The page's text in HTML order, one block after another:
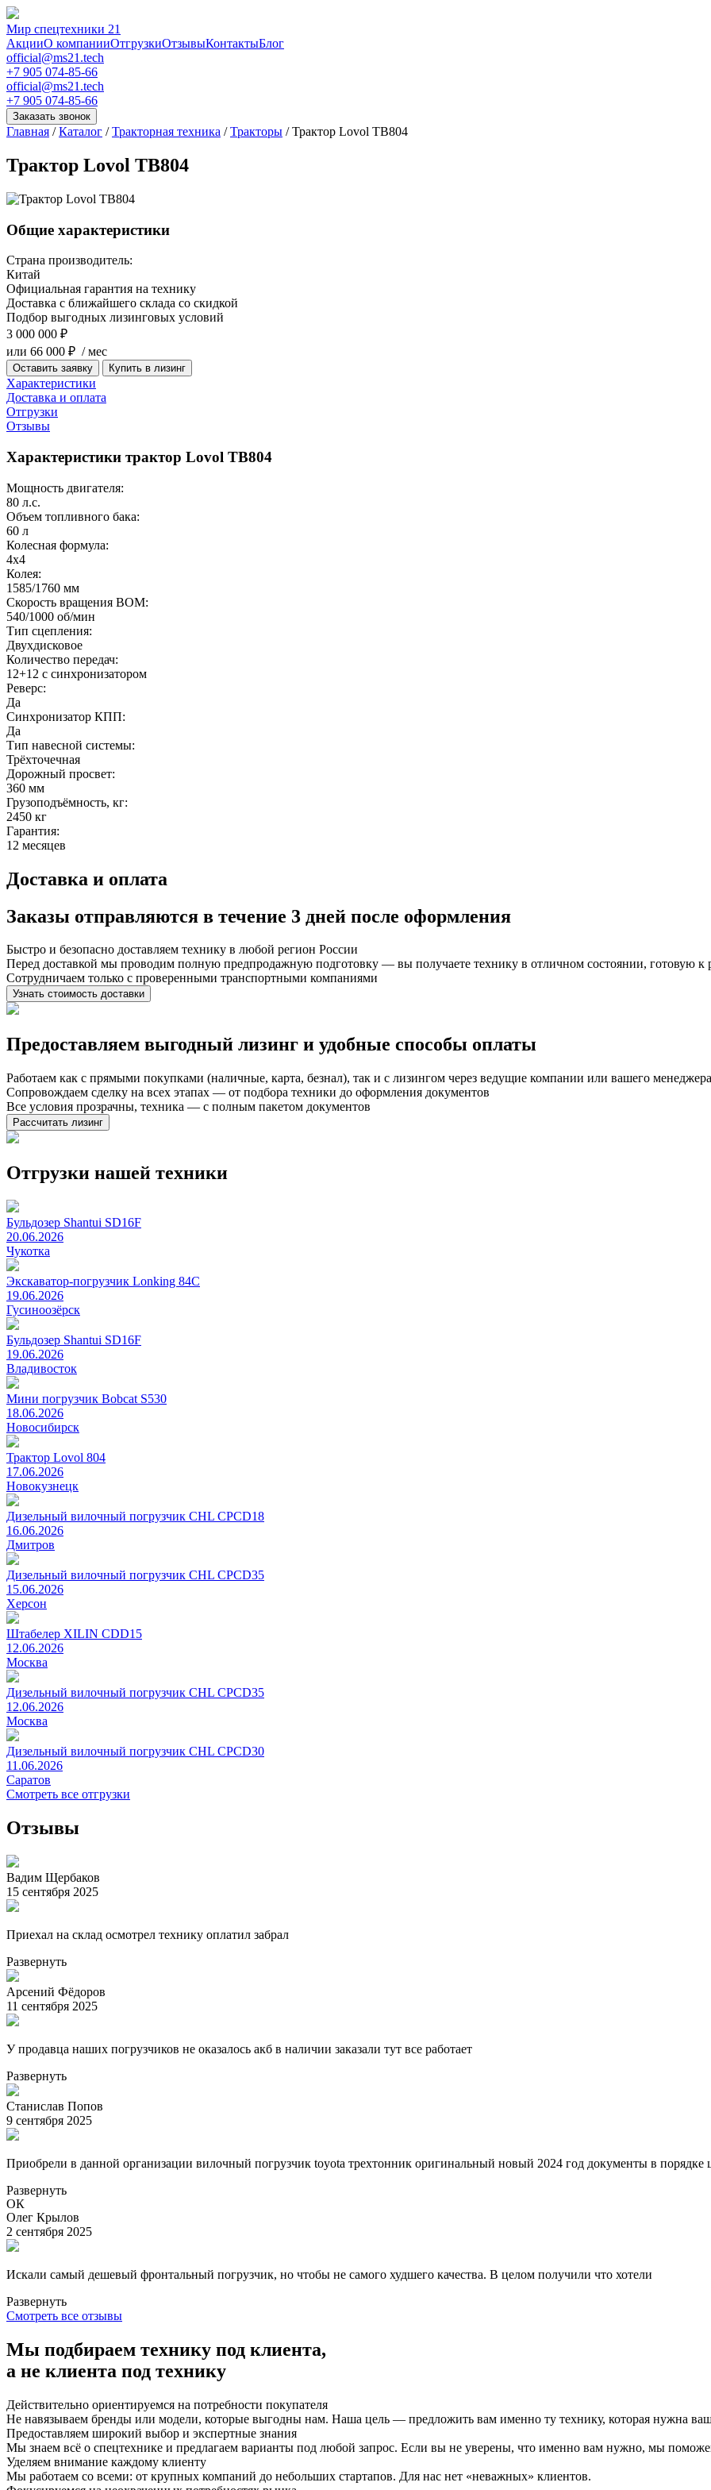
Мир спецтехники 21
АкцииО компанииОтгрузкиОтзывыКонтактыБлог
official@ms21.tech
+7 905 074-85-66
official@ms21.tech
+7 905 074-85-66
Заказать звонок
Главная /Каталог /Тракторная техника /Тракторы /Трактор Lovol TB804
Трактор Lovol TB804
Общие характеристики
Страна производитель:
Китай
Официальная гарантия на технику
Доставка с ближайшего склада со скидкой
Подбор выгодных лизинговых условий
3 000 000 ₽
или 66 000 ₽ / мес
Оставить заявку Купить в лизинг
Характеристики
Доставка и оплата
Отгрузки
Отзывы
Характеристики трактор Lovol TB804
Мощность двигателя:
80 л.с.
Объем топливного бака:
60 л
Колесная формула:
4x4
Колея:
1585/1760 мм
Скорость вращения ВОМ:
540/1000 об/мин
Тип сцепления:
Двухдисковое
Количество передач:
12+12 с синхронизатором
Реверс:
Да
Синхронизатор КПП:
Да
Тип навесной системы:
Трёхточечная
Дорожный просвет:
360 мм
Грузоподъёмность, кг:
2450 кг
Гарантия:
12 месяцев
Доставка и оплата
Заказы отправляются в течение 3 дней после оформления
Быстро и безопасно доставляем технику в любой регион России
Перед доставкой мы проводим полную предпродажную подготовку — вы получаете технику в отличном состоянии, готовую к
Сотрудничаем только с проверенными транспортными компаниями
Узнать стоимость доставки
Предоставляем выгодный лизинг и удобные способы оплаты
Работаем как с прямыми покупками (наличные, карта, безнал), так и с лизингом через ведущие компании или вашего менеджера
Сопровождаем сделку на всех этапах — от подбора техники до оформления документов
Все условия прозрачны, техника — с полным пакетом документов
Рассчитать лизинг
Отгрузки нашей техники
Бульдозер Shantui SD16F
20.06.2026
Чукотка
Экскаватор-погрузчик Lonking 84C
19.06.2026
Гусиноозёрск
Бульдозер Shantui SD16F
19.06.2026
Владивосток
Мини погрузчик Bobcat S530
18.06.2026
Новосибирск
Трактор Lovol 804
17.06.2026
Новокузнецк
Дизельный вилочный погрузчик CHL CPCD18
16.06.2026
Дмитров
Дизельный вилочный погрузчик CHL CPCD35
15.06.2026
Херсон
Штабелер XILIN CDD15
12.06.2026
Москва
Дизельный вилочный погрузчик CHL CPCD35
12.06.2026
Москва
Дизельный вилочный погрузчик CHL CPCD30
11.06.2026
Саратов
Смотреть все отгрузки
Отзывы
Вадим Щербаков
15 сентября 2025
Приехал на склад осмотрел технику оплатил забрал
Развернуть
Арсений Фёдоров
11 сентября 2025
У продавца наших погрузчиков не оказалось акб в наличии заказали тут все работает
Развернуть
Станислав Попов
9 сентября 2025
Приобрели в данной организации вилочный погрузчик toyota трехтонник оригинальный новый 2024 год документы в порядке
Развернуть
ОК
Олег Крылов
2 сентября 2025
Искали самый дешевый фронтальный погрузчик, но чтобы не самого худшего качества. В целом получили что хотели
Развернуть
Смотреть все отзывы
Мы подбираем технику под клиента,
а не клиента под технику
Действительно ориентируемся на потребности покупателя
Не навязываем бренды или модели, которые выгодны нам. Наша цель — предложить вам именно ту технику, которая нужна
Предоставляем широкий выбор и экспертные знания
Мы знаем всё о спецтехнике и предлагаем варианты под любой запрос. Если вы не уверены, что именно вам нужно, мы
Уделяем внимание каждому клиенту
Мы работаем со всеми: от крупных компаний до небольших стартапов. Для нас нет «неважных» клиентов.